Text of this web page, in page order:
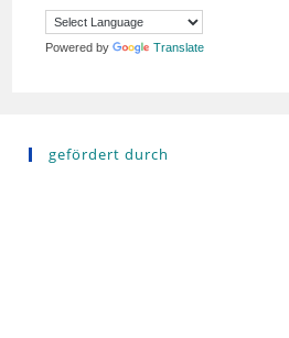
Powered by Translate
gefördert durch